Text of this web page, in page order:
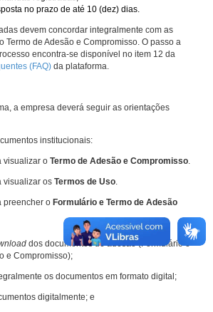
no prazo de até 10 (dez) dias.
devem concordar integralmente com as
Termo de Adesão e Compromisso. O passo a
encontra-se disponível no item 12 da
(FAQ) da plataforma.
a empresa deverá seguir as orientações
institucionais:
visualizar o Termo de Adesão e Compromisso.
visualizar os Termos de Uso.
preencher o Formulário e Termo de Adesão
dos documentos de adesão (Formulário e
e Compromisso);
os documentos em formato digital;
digitalmente; e